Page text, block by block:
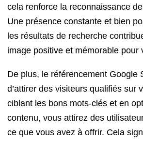
cela renforce la reconnaissance
Une présence constante et bien
les résultats de recherche
image positive et mémorable pour
De plus, le référencement Google
d’attirer des visiteurs qualifiés sur
ciblant les bons mots-clés et en
contenu, vous attirez des
ce que vous avez à offrir. Cela